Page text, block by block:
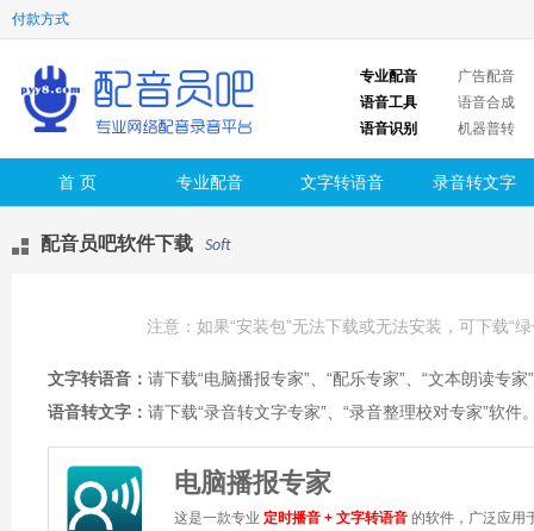
付款方式
专业配音
广告配音
语音工具
语音合成
语音识别
机器普转
首 页 专业配音 文字转语音 录音转文字
配音员吧软件下载 Soft
注意：如果“安装包”无法下载或无法安装，可下载“
文字转语音： 请下载“电脑播报专家”、“配乐专家”、“文本朗读专家
语音转文字： 请下载“录音转文字专家”、“录音整理校对专家”软件
电脑播报专家
这是一款专业 定时播音 + 文字转语音 的软件，广泛应用